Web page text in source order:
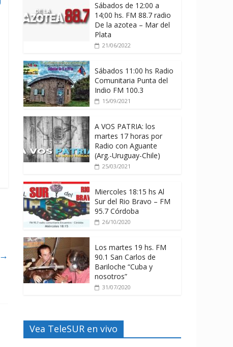
→
Sábados de 12:00 a
14;00 hs. FM 88.7 radio
De la azotea – Mar del
Plata
21/06/2022
Sábados 11:00 hs Radio
Comunitaria Punta del
Indio FM 100.3
15/09/2021
A VOS PATRIA: los
martes 17 horas por
Radio con Aguante
(Arg.-Uruguay-Chile)
25/03/2021
Miercoles 18:15 hs Al
Sur del Rio Bravo – FM
95.7 Córdoba
26/10/2020
Los martes 19 hs. FM
90.1 San Carlos de
Bariloche “Cuba y
nosotros”
31/07/2020
Vea TeleSUR en vivo